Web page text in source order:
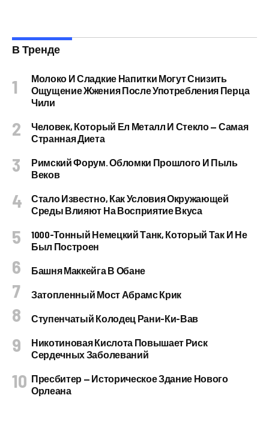
В Тренде
Молоко И Сладкие Напитки Могут Снизить
Ощущение Жжения После Употребления Перца
Чили
Человек, Который Ел Металл И Стекло — Самая
Странная Диета
Римский Форум. Обломки Прошлого И Пыль
Веков
Стало Известно, Как Условия Окружающей
Среды Влияют На Восприятие Вкуса
1000-Тонный Немецкий Танк, Который Так И Не
Был Построен
Башня Маккейга В Обане
Затопленный Мост Абрамс Крик
Ступенчатый Колодец Рани-Ки-Вав
Никотиновая Кислота Повышает Риск
Сердечных Заболеваний
Пресбитер — Историческое Здание Нового
Орлеана